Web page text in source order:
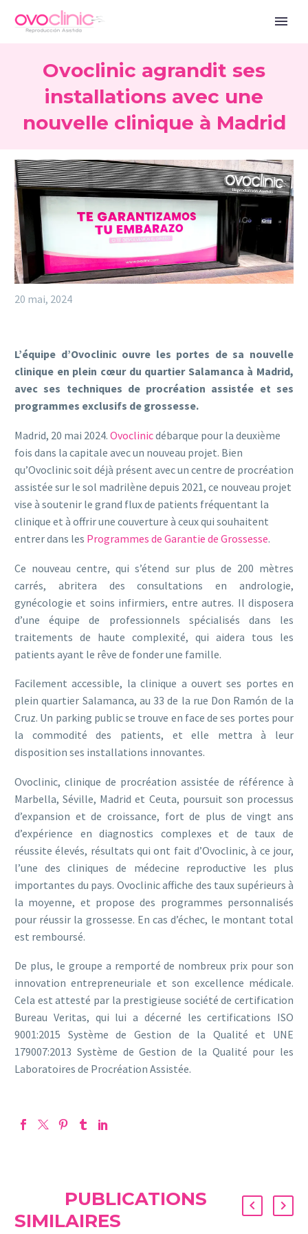
Ovoclinic agrandit ses
installations avec une
nouvelle clinique à Madrid
20 mai, 2024
L’équipe d’Ovoclinic ouvre les portes de sa nouvelle
clinique en plein cœur du quartier Salamanca à Madrid,
avec ses techniques de procréation assistée et ses
programmes exclusifs de grossesse.
Madrid, 20 mai 2024. Ovoclinicdébarque pour la deuxième
fois dans la capitale avec un nouveau projet. Bien
qu’Ovoclinic soit déjà présent avec un centre de procréation
assistée sur le sol madrilène depuis 2021, ce nouveau projet
vise à soutenir le grand flux de patients fréquentant la
clinique et à offrir une couverture à ceux qui souhaitent
entrer dans les Programmes de Garantie de Grossesse.
Ce nouveau centre, qui s’étend sur plus de 200 mètres
carrés, abritera des consultations en andrologie,
gynécologie et soins infirmiers, entre autres. Il disposera
d’une équipe de professionnels spécialisés dans les
traitements de haute complexité, qui aidera tous les
patients ayant le rêve de fonder une famille.
Facilement accessible, la clinique a ouvert ses portes en
plein quartier Salamanca, au 33 de la rue Don Ramón de la
Cruz. Un parking public se trouve en face de ses portes pour
la commodité des patients, et elle mettra à leur
disposition ses installations innovantes.
Ovoclinic, clinique de procréation assistée de référence à
Marbella, Séville, Madrid et Ceuta, poursuit son processus
d’expansion et de croissance, fort de plus de vingt ans
d’expérience en diagnostics complexes et de taux de
réussite élevés, résultats qui ont fait d’Ovoclinic, à ce jour,
l’une des cliniques de médecine reproductive les plus
importantes du pays. Ovoclinic affiche des taux supérieurs à
la moyenne, et propose des programmes personnalisés
pour réussir la grossesse. En cas d’échec, le montant total
est remboursé.
De plus, le groupe a remporté de nombreux prix pour son
innovation entrepreneuriale et son excellence médicale.
Cela est attesté par la prestigieuse société de certification
Bureau Veritas, qui lui a décerné les certifications ISO
9001:2015 Système de Gestion de la Qualité et UNE
179007:2013 Système de Gestion de la Qualité pour les
Laboratoires de Procréation Assistée.
PUBLICATIONS
SIMILAIRES